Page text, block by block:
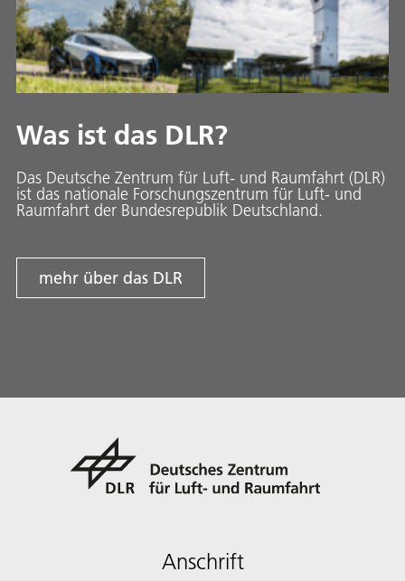
Was ist das DLR?
Das Deutsche Zentrum für Luft- und Raumfahrt (DLR)
ist das nationale Forschungszentrum für Luft- und
Raumfahrt der Bundesrepublik Deutschland.
mehr über das DLR
Anschrift